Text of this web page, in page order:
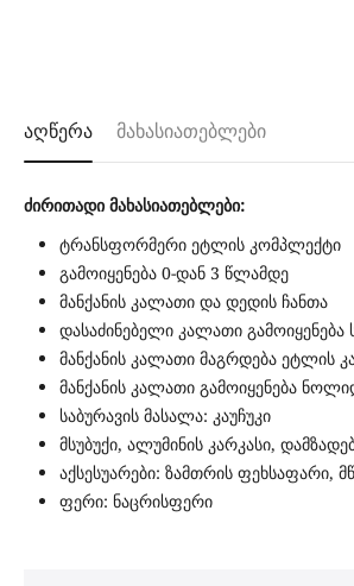
აღწერა მახასიათებლები
ძირითადი მახასიათებლები:
ტრანსფორმერი ეტლის კომპლექტი
გამოიყენება 0-დან 3 წლამდე
მანქანის კალათი და დედის ჩანთა
დასაძინებელი კალათი
მანქანის კალათი მაგრდება ეტლის
მანქანის კალათი გამოიყენება
საბურავის მასალა: კაუჩუკი
მსუბუქი, ალუმინის კარკასი,
აქსესუარები: ზამთრის ფეხსაფარი,
ფერი: ნაცრისფერი